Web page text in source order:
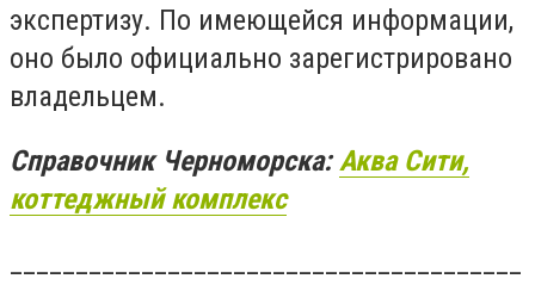
экспертизу. По имеющейся информации,
оно было официально зарегистрировано
владельцем.
Справочник Черноморска:Аква Сити,
коттеджный комплекс